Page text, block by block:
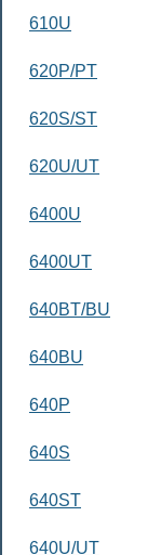
610U
620P/PT
620S/ST
620U/UT
6400U
6400UT
640BT/BU
640BU
640P
640S
640ST
640U/UT